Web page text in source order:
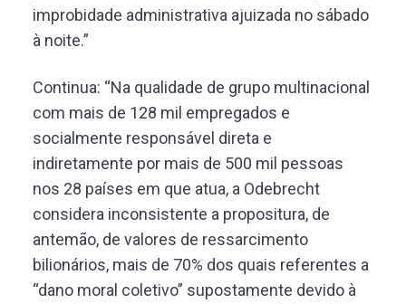
improbidade administrativa ajuizada no sábado
à noite.”
Continua: “Na qualidade de grupo multinacional
com mais de 128 mil empregados e
socialmente responsável direta e
indiretamente por mais de 500 mil pessoas
nos 28 países em que atua, a Odebrecht
considera inconsistente a propositura, de
antemão, de valores de ressarcimento
bilionários, mais de 70% dos quais referentes a
“dano moral coletivo” supostamente devido à